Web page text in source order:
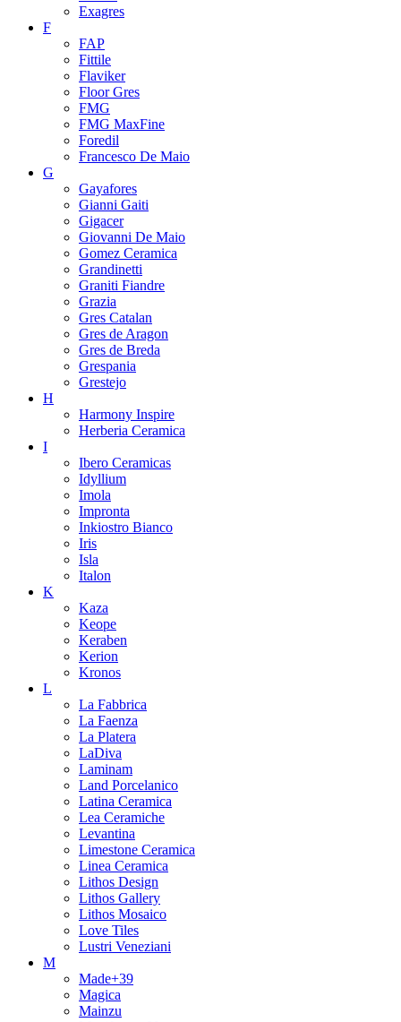
Exagres
F
FAP
Fittile
Flaviker
Floor Gres
FMG
FMG MaxFine
Foredil
Francesco De Maio
G
Gayafores
Gianni Gaiti
Gigacer
Giovanni De Maio
Gomez Ceramica
Grandinetti
Graniti Fiandre
Grazia
Gres Catalan
Gres de Aragon
Gres de Breda
Grespania
Grestejo
H
Harmony Inspire
Herberia Ceramica
I
Ibero Ceramicas
Idyllium
Imola
Impronta
Inkiostro Bianco
Iris
Isla
Italon
K
Kaza
Keope
Keraben
Kerion
Kronos
L
La Fabbrica
La Faenza
La Platera
LaDiva
Laminam
Land Porcelanico
Latina Ceramica
Lea Ceramiche
Levantina
Limestone Ceramica
Linea Ceramica
Lithos Design
Lithos Gallery
Lithos Mosaico
Love Tiles
Lustri Veneziani
M
Made+39
Magica
Mainzu